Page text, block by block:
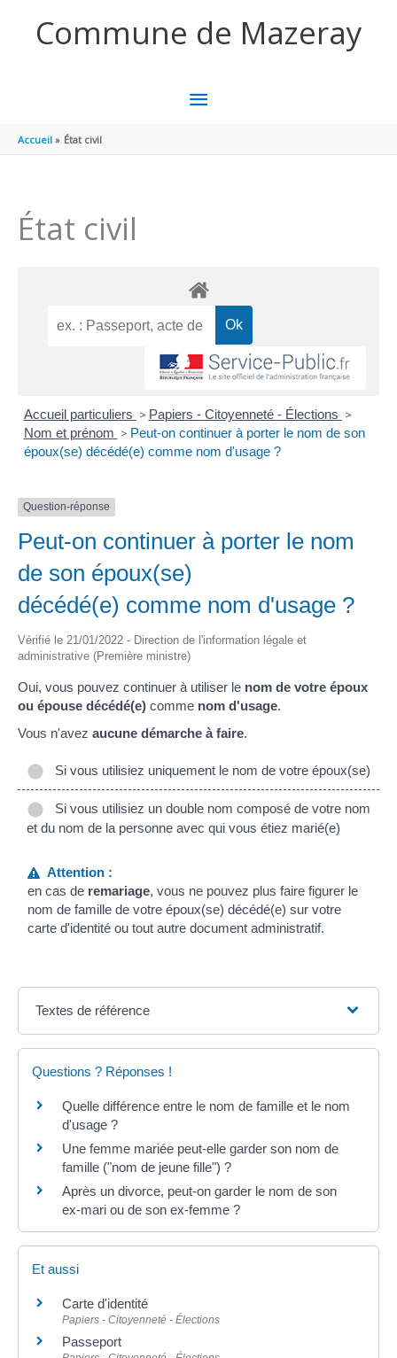
Commune de Mazeray
MENU
Accueil État civil
État civil
Accueil particuliers > Papiers - Citoyenneté - Élections >
Nom et prénom > Peut-on continuer à porter le nom de son
époux(se) décédé(e) comme nom d'usage ?
Question-réponse
Peut-on continuer à porter le nom
de son époux(se)
décédé(e) comme nom d'usage ?
Vérifié le 21/01/2022 - Direction de l'information légale et
administrative (Première ministre)
Oui, vous pouvez continuer à utiliser le nom de votre époux
ou épouse décédé(e) comme nom d'usage.
Vous n'avez aucune démarche à faire.
Si vous utilisiez uniquement le nom de votre époux(se)
Si vous utilisiez un double nom composé de votre nom
et du nom de la personne avec qui vous étiez marié(e)
Attention :
en cas de remariage, vous ne pouvez plus faire figurer le
nom de famille de votre époux(se) décédé(e) sur votre
carte d'identité ou tout autre document administratif.
Textes de référence
Questions ? Réponses !
Quelle différence entre le nom de famille et le nom
d'usage ?
Une femme mariée peut-elle garder son nom de
famille ("nom de jeune fille") ?
Après un divorce, peut-on garder le nom de son
ex-mari ou de son ex-femme ?
Et aussi
Carte d'identité
Papiers - Citoyenneté - Élections
Passeport